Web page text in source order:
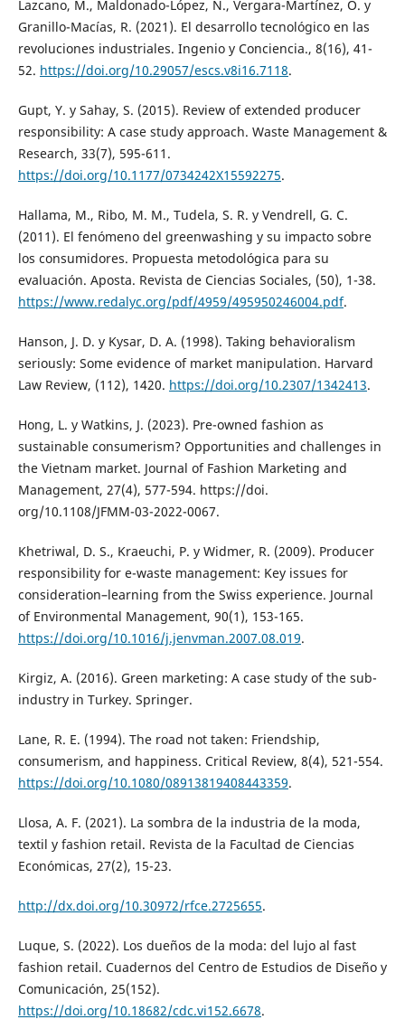
Lazcano, M., Maldonado-López, N., Vergara-Martínez, O. y
Granillo-Macías, R. (2021). El desarrollo tecnológico en las
revoluciones industriales. Ingenio y Conciencia., 8(16), 41-
52. https://doi.org/10.29057/escs.v8i16.7118.
Gupt, Y. y Sahay, S. (2015). Review of extended producer
responsibility: A case study approach. Waste Management &
Research, 33(7), 595-611.
https://doi.org/10.1177/0734242X15592275.
Hallama, M., Ribo, M. M., Tudela, S. R. y Vendrell, G. C.
(2011). El fenómeno del greenwashing y su impacto sobre
los consumidores. Propuesta metodológica para su
evaluación. Aposta. Revista de Ciencias Sociales, (50), 1-38.
https://www.redalyc.org/pdf/4959/495950246004.pdf.
Hanson, J. D. y Kysar, D. A. (1998). Taking behavioralism
seriously: Some evidence of market manipulation. Harvard
Law Review, (112), 1420. https://doi.org/10.2307/1342413.
Hong, L. y Watkins, J. (2023). Pre-owned fashion as
sustainable consumerism? Opportunities and challenges in
the Vietnam market. Journal of Fashion Marketing and
Management, 27(4), 577-594. https://doi.
org/10.1108/JFMM-03-2022-0067.
Khetriwal, D. S., Kraeuchi, P. y Widmer, R. (2009). Producer
responsibility for e-waste management: Key issues for
consideration–learning from the Swiss experience. Journal
of Environmental Management, 90(1), 153-165.
https://doi.org/10.1016/j.jenvman.2007.08.019.
Kirgiz, A. (2016). Green marketing: A case study of the sub-
industry in Turkey. Springer.
Lane, R. E. (1994). The road not taken: Friendship,
consumerism, and happiness. Critical Review, 8(4), 521-554.
https://doi.org/10.1080/08913819408443359.
Llosa, A. F. (2021). La sombra de la industria de la moda,
textil y fashion retail. Revista de la Facultad de Ciencias
Económicas, 27(2), 15-23.
http://dx.doi.org/10.30972/rfce.2725655.
Luque, S. (2022). Los dueños de la moda: del lujo al fast
fashion retail. Cuadernos del Centro de Estudios de Diseño y
Comunicación, 25(152).
https://doi.org/10.18682/cdc.vi152.6678.